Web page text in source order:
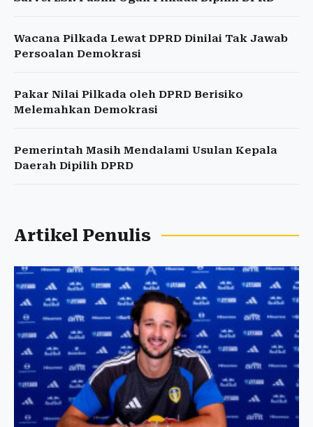
Wacana Pilkada Lewat DPRD Dinilai Tak Jawab
Persoalan Demokrasi
Pakar Nilai Pilkada oleh DPRD Berisiko
Melemahkan Demokrasi
Pemerintah Masih Mendalami Usulan Kepala
Daerah Dipilih DPRD
Artikel Penulis